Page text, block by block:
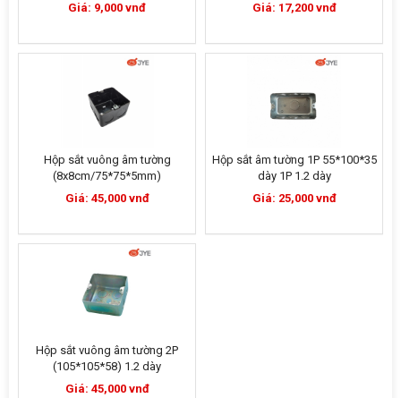
Giá: 9,000 vnđ
Giá: 17,200 vnđ
Hộp sắt vuông âm tường
(8x8cm/75*75*5mm)
Giá: 45,000 vnđ
Hộp sắt âm tường 1P 55*100*35
dày 1P 1.2 dày
Giá: 25,000 vnđ
Hộp sắt vuông âm tường 2P
(105*105*58) 1.2 dày
Giá: 45,000 vnđ